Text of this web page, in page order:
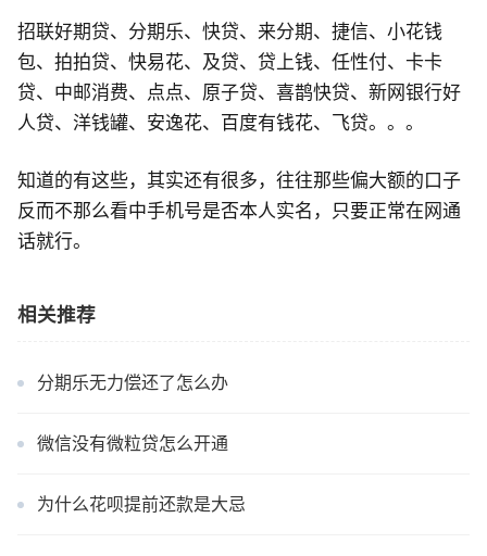
招联好期贷、分期乐、快贷、来分期、捷信、小花钱
包、拍拍贷、快易花、及贷、贷上钱、任性付、卡卡
贷、中邮消费、点点、原子贷、喜鹊快贷、新网银行好
人贷、洋钱罐、安逸花、百度有钱花、飞贷。。。
知道的有这些，其实还有很多，往往那些偏大额的口子
反而不那么看中手机号是否本人实名，只要正常在网通
话就行。
相关推荐
分期乐无力偿还了怎么办
微信没有微粒贷怎么开通
为什么花呗提前还款是大忌